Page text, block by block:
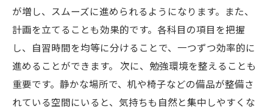
が増し、スムーズに進められるようになります。また、
計画を立てることも効果的です。各科目の項目を把握
し、自習時間を均等に分けることで、一つずつ効率的に
進めることができます。 次に、勉強環境を整えることも
重要です。静かな場所で、机や椅子などの備品が整備さ
れている空間にいると、気持ちも自然と集中しやすくな